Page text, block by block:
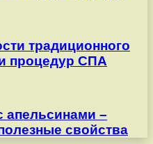
традиционного
процедур СПА
апельсинами –
свойства